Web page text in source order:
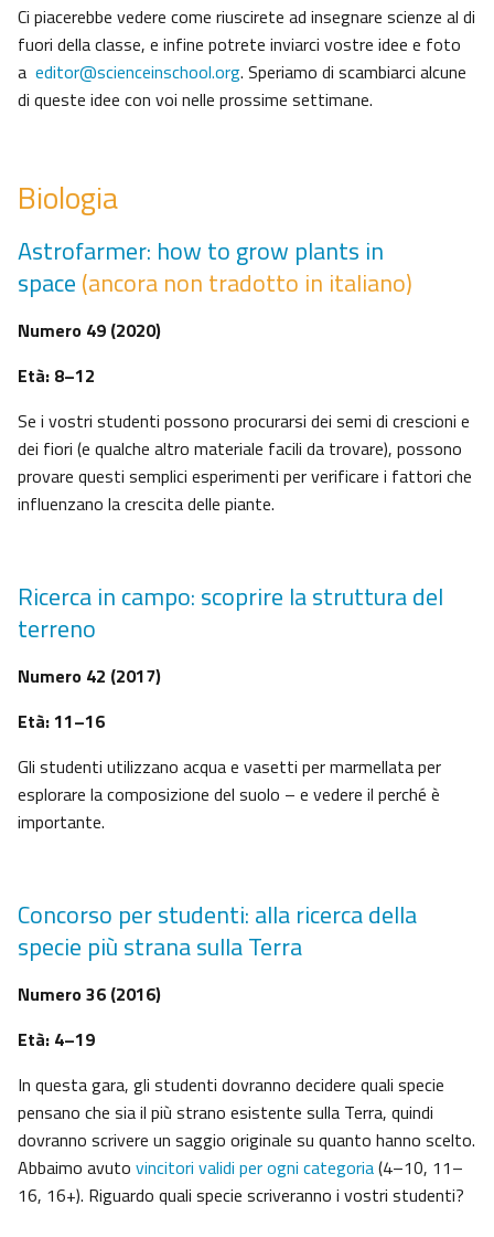
Ci piacerebbe vedere come riuscirete ad insegnare scienze al di
fuori della classe, e infine potrete inviarci vostre idee e foto
a editor@scienceinschool.org. Speriamo di scambiarci alcune
di queste idee con voi nelle prossime settimane.
Biologia
Astrofarmer: how to grow plants in
space (ancora non tradotto in italiano)
Numero 49 (2020)
Età: 8–12
Se i vostri studenti possono procurarsi dei semi di crescioni e
dei fiori (e qualche altro materiale facili da trovare), possono
provare questi semplici esperimenti per verificare i fattori che
influenzano la crescita delle piante.
Ricerca in campo: scoprire la struttura del
terreno
Numero 42 (2017)
Età: 11–16
Gli studenti utilizzano acqua e vasetti per marmellata per
esplorare la composizione del suolo – e vedere il perché è
importante.
Concorso per studenti: alla ricerca della
specie più strana sulla Terra
Numero 36 (2016)
Età: 4–19
In questa gara, gli studenti dovranno decidere quali specie
pensano che sia il più strano esistente sulla Terra, quindi
dovranno scrivere un saggio originale su quanto hanno scelto.
Abbaimo avuto vincitori validi per ogni categoria(4–10, 11–
16, 16+). Riguardo quali specie scriveranno i vostri studenti?